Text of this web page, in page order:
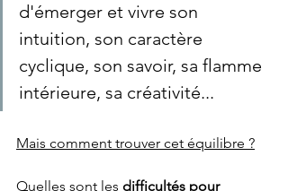
d'émerger et vivre son
intuition, son caractère
cyclique, son savoir, sa flamme
intérieure, sa créativité...
Mais comment trouver cet équilibre ?
Quelles sont les difficultés pour